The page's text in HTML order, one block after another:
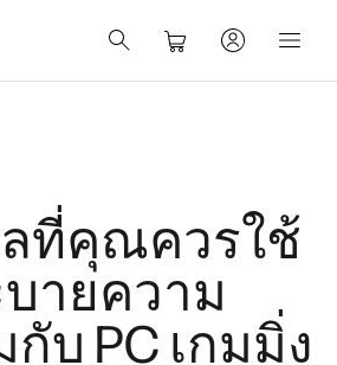
ลที่คุณควรใช้
ายความ
บ PC เกมมิ่ง